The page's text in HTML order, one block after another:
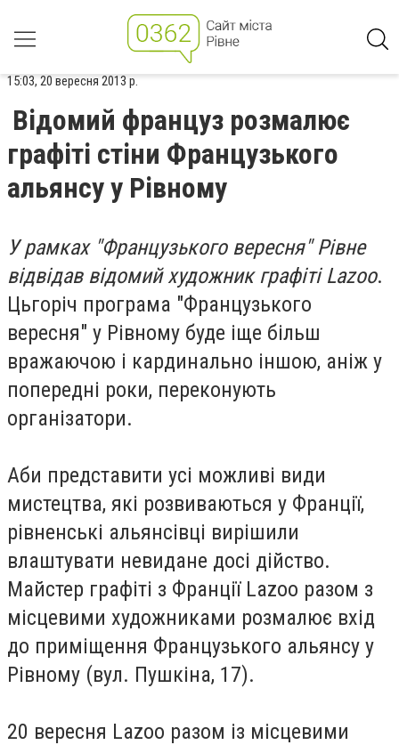
15:03, 20 вересня 2013 р.
Відомий француз розмалює
графіті стіни Французького
альянсу у Рівному
У рамках "Французького вересня" Рівне
відвідав відомий художник графіті Lazoo.
Цьгоріч програма "Французького
вересня" у Рівному буде іще більш
вражаючою і кардинально іншою, аніж у
попередні роки, переконують
організатори.
Аби представити усі можливі види
мистецтва, які розвиваються у Франції,
рівненські альянсівці вирішили
влаштувати невидане досі дійство.
Майстер графіті з Франції Lazoo разом з
місцевими художниками розмалює вхід
до приміщення Французького альянсу у
Рівному (вул. Пушкіна, 17).
20 вересня Lazoo разом із місцевими